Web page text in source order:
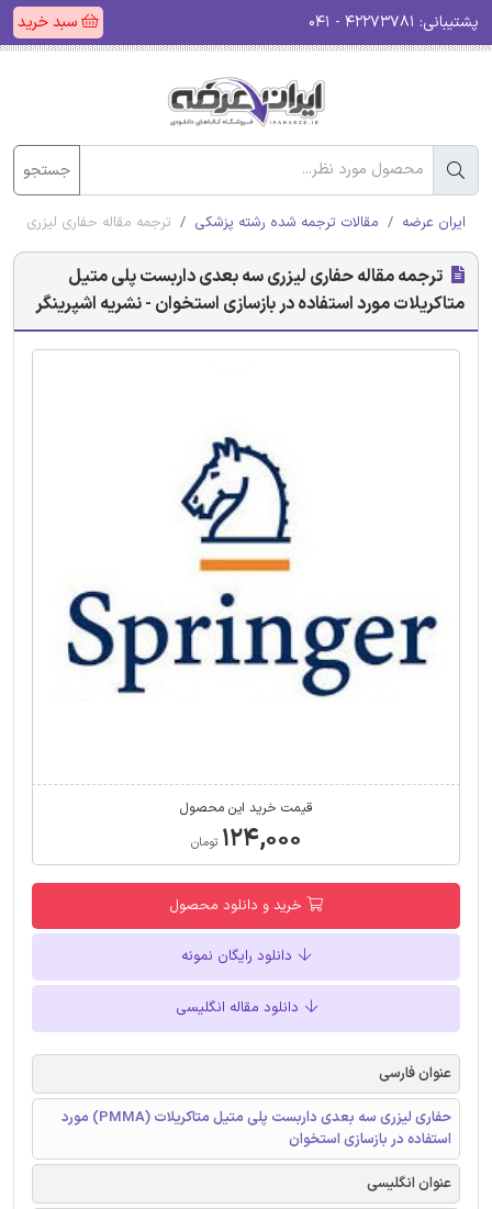
پشتیبانی: سبد خرید
جستجو
ایران عرضه مقالات ترجمه شده رشته پزشکی ترجمه مقاله حفاری لیزری
ترجمه مقاله حفاری لیزری سه بعدی داربست پلی متیل
متاکریلات مورد استفاده در بازسازی استخوان - نشریه اشپرینگر
قیمت خرید این محصول
۱۲۴,۰۰۰ تومان
خرید و دانلود محصول
دانلود رایگان نمونه
دانلود مقاله انگلیسی
عنوان فارسی
حفاری لیزری سه بعدی داربست پلی متیل متاکریلات (PMMA) مورد
استفاده در بازسازی استخوان
عنوان انگلیسی